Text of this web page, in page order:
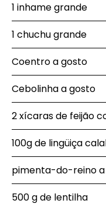
1 inhame grande
1 chuchu grande
Coentro a gosto
Cebolinha a gosto
2 xícaras de feijão
100g de lingüiça
pimenta-do-reino
500 g de lentilha